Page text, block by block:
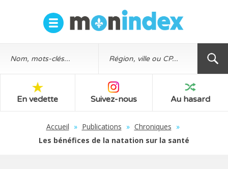
En vedette Suivez-nous Au hasard
Accueil » Publications » Chroniques »
Les bénéfices de la natation sur la santé